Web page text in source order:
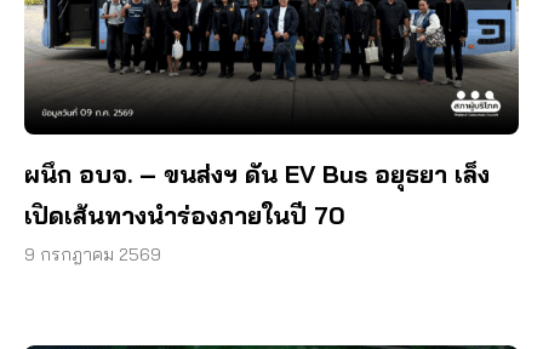
ผนึก อบจ. – ขนส่งฯ ดัน EV Bus อยุธยา เล็ง
เปิดเส้นทางนำร่องภายในปี 70
9 กรกฎาคม 2569